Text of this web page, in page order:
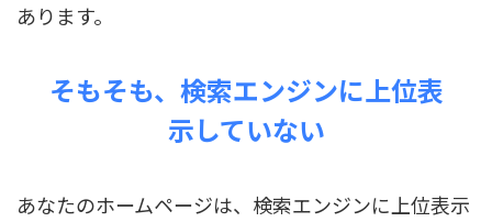
あります。
そもそも、検索エンジンに上位表
示していない
あなたのホームページは、検索エンジンに上位表示